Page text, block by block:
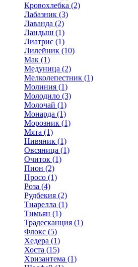
Кровохлебка (2)
Лабазник (3)
Лаванда (2)
Ландыш (1)
Лиатрис (1)
Лилейник (10)
Мак (1)
Медуница (2)
Мелколепестник (1)
Молиния (1)
Молодило (3)
Молочай (1)
Монарда (1)
Морозник (1)
Мята (1)
Нивяник (1)
Овсяница (1)
Очиток (1)
Пион (2)
Просо (1)
Роза (4)
Рудбекия (2)
Тиарелла (1)
Тимьян (1)
Традесканция (1)
Флокс (5)
Хедера (1)
Хоста (15)
Хризантема (1)